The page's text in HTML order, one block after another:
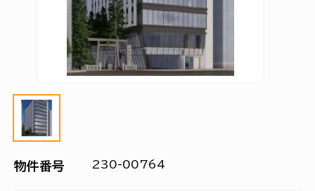
物件番号 230-00764